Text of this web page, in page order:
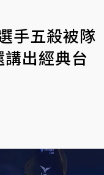
手五殺被隊
出經典台